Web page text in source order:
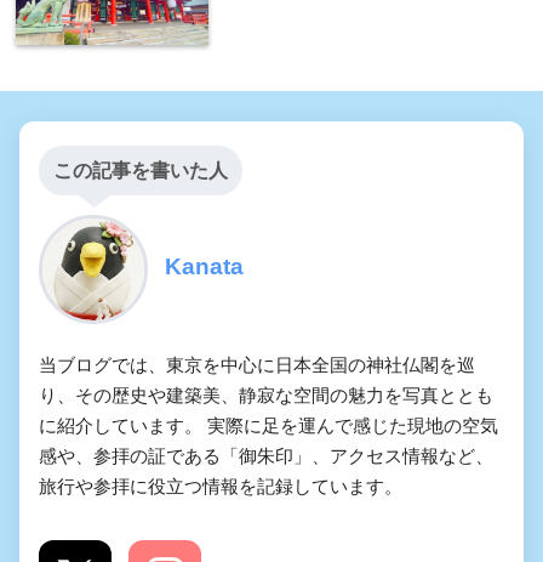
この記事を書いた人
Kanata
当ブログでは、東京を中心に日本全国の神社仏閣を巡
り、その歴史や建築美、静寂な空間の魅力を写真ととも
に紹介しています。 実際に足を運んで感じた現地の空気
感や、参拝の証である「御朱印」、アクセス情報など、
旅行や参拝に役立つ情報を記録しています。